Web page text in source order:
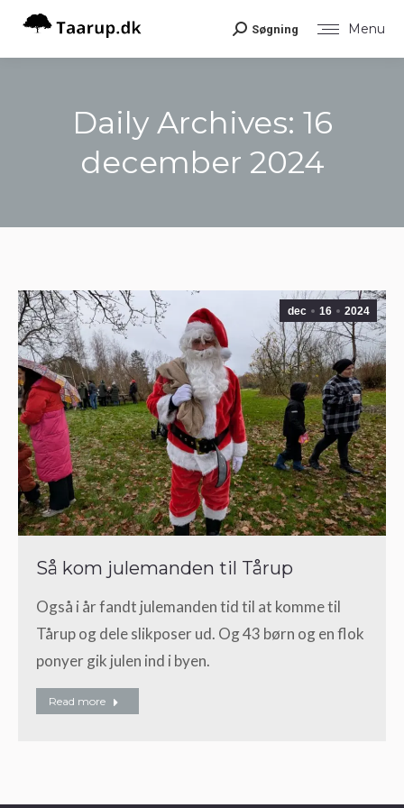
Menu
Search:
Søgning
Daily Archives: 16
december 2024
dec 16 2024
Så kom julemanden til Tårup
Også i år fandt julemanden tid til at komme til
Tårup og dele slikposer ud. Og 43 børn og en flok
ponyer gik julen ind i byen.
Read more